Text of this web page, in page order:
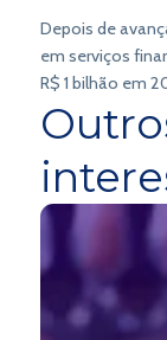
Depois de
em serviços
R$ 1 bilhão em